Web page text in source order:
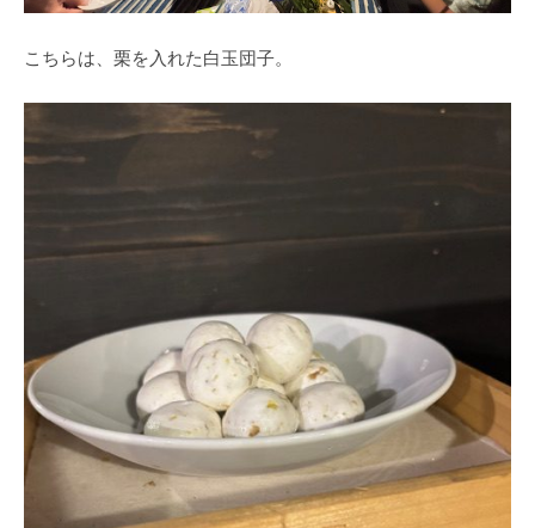
こちらは、栗を入れた白玉団子。